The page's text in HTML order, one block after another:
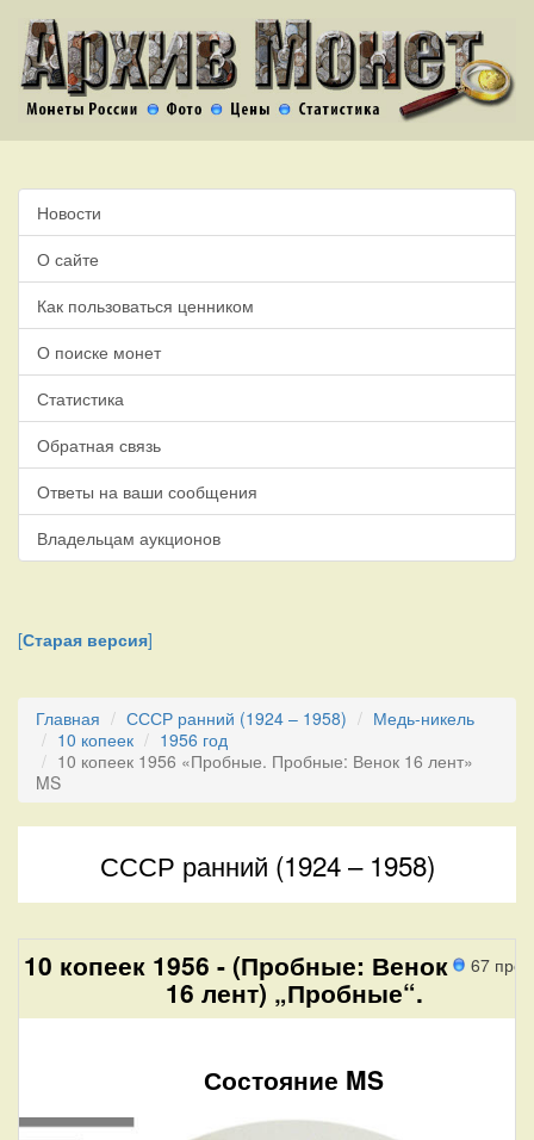
Новости
О сайте
Как пользоваться ценником
О поиске монет
Статистика
Обратная связь
Ответы на ваши сообщения
Владельцам аукционов
[Старая версия]
Главная СССР ранний (1924 – 1958)
Медь-никель
10 копеек
1956 год
10 копеек 1956 «Пробные. Пробные: Венок 16 лент»
MS
СССР ранний (1924 – 1958)
67
10 копеек 1956 - (Пробные: Венок
16 лент) „Пробные“.
Состояние MS